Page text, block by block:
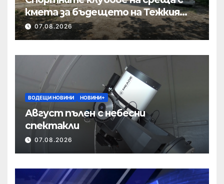
кмета за бъдещето на Тежкия
полк
07.08.2026
ВОДЕЩИ НОВИНИ НОВИНИ+
Август пълен с небесни
спектакли
07.08.2026